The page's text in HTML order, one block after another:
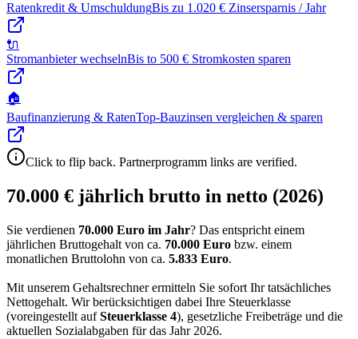
Ratenkredit & UmschuldungBis zu 1.020 € Zinsersparnis / Jahr
🔌
Stromanbieter wechselnBis to 500 € Stromkosten sparen
🏠
Baufinanzierung & RatenTop-Bauzinsen vergleichen & sparen
Click to flip back. Partnerprogramm links are verified.
70.000 € jährlich brutto in netto (2026)
Sie verdienen 70.000 Euro im Jahr? Das entspricht einem
jährlichen Bruttogehalt von ca. 70.000 Euro bzw. einem
monatlichen Bruttolohn von ca. 5.833 Euro.
Mit unserem Gehaltsrechner ermitteln Sie sofort Ihr tatsächliches
Nettogehalt. Wir berücksichtigen dabei Ihre Steuerklasse
(voreingestellt aufSteuerklasse 4), gesetzliche Freibeträge und die
aktuellen Sozialabgaben für das Jahr 2026.